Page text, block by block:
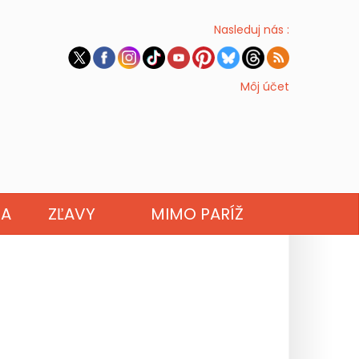
Nasleduj nás :
Môj účet
ZĽAVY MIMO PARÍŽ